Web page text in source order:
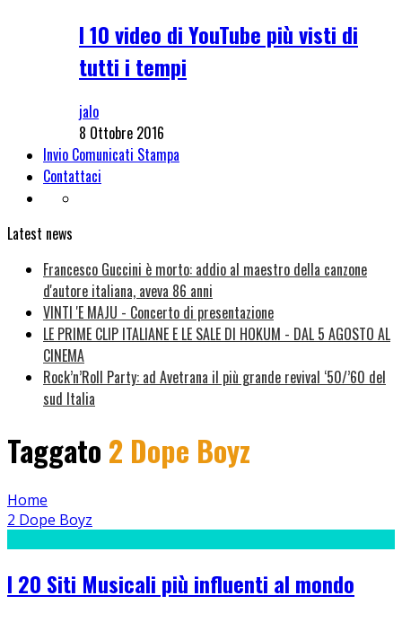
I 10 video di YouTube più visti di
tutti i tempi
jalo
8 Ottobre 2016
Invio Comunicati Stampa
Contattaci
Latest news
Francesco Guccini è morto: addio al maestro della canzone
d'autore italiana, aveva 86 anni
VINTI 'E MAJU - Concerto di presentazione
LE PRIME CLIP ITALIANE E LE SALE DI HOKUM - DAL 5 AGOSTO AL
CINEMA
Rock’n’Roll Party: ad Avetrana il più grande revival ‘50/’60 del
sud Italia
Taggato 2 Dope Boyz
Home
2 Dope Boyz
I 20 Siti Musicali più influenti al mondo